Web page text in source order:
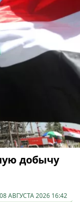
добычу
08 АВГУСТА 2026 16:42